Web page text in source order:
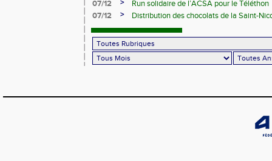
07/12
>
Run solidaire de l’ACSA pour le Téléthon
07/12
> Distribution des chocolats de la Saint-